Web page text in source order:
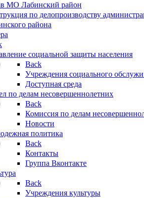
МО Лабинский район
по делопроизводству
района
социальной защиты населения
Back
Учреждения социального
Доступная среда
по делам несовершеннолетних
Back
Комиссия по делам
Новости
политика
Back
Контакты
Группа Вконтакте
Back
Учреждения культуры